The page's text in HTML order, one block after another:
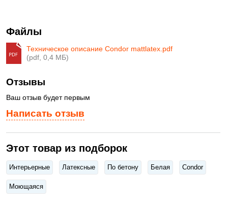
Файлы
Техническое описание Сondor mattlatex.pdf
(pdf, 0,4 МБ)
Написать отзыв
Отзывы
Ваш отзыв будет первым
Этот товар из подборок
Интерьерные Латексные По бетону Белая Condor
Моющаяся